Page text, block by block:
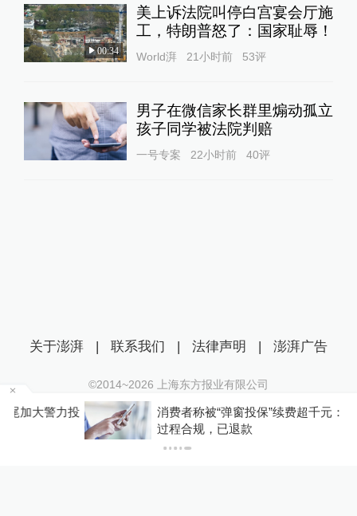
00:34
美上诉法院叫停白宫宴会厅施
工，特朗普怒了：国家耻辱！
World湃 21小时前 53评
男子在微信家长群里煽动孤立
孩子同学被法院判赔
一号专案 22小时前 40评
消费者称被“弹窗投保”续费超千元：元保保险称
过程合规，已退款
关于澎湃 | 联系我们 | 法律声明 | 澎湃广告
©2014~2026 上海东方报业有限公司
沪ICP证：沪B2-20170116 | 沪ICP备14003370号
互联网新闻信息服务许可证：31120170006
沪公网安备 31010602000299号